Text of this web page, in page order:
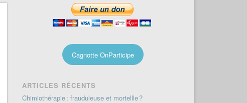
Cagnotte OnParticipe
ARTICLES RÉCENTS
Chimiothérapie : frauduleuse et mortellle ?